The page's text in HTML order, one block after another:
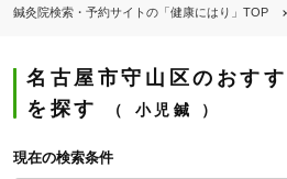
鍼灸院検索・予約サイトの「健康にはり」TOP
名古屋市守山区のおす
を探す
小児鍼
現在の検索条件